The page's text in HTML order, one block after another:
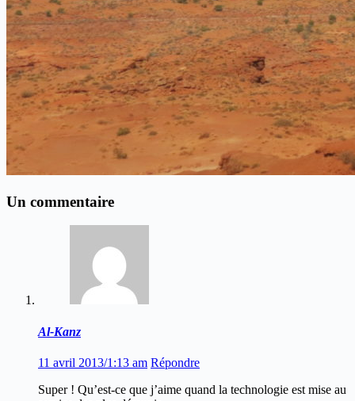
Un commentaire
Al-Kanz
11 avril 2013/1:13 am Répondre
Super ! Qu’est-ce que j’aime quand la technologie est mise au